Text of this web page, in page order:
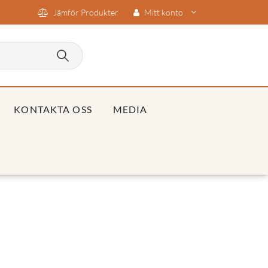
Jämför Produkter Mitt konto
KONTAKTA OSS MEDIA